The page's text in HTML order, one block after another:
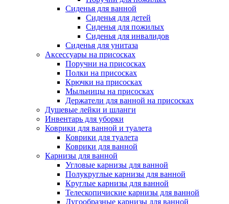
Сиденья для ванной
Сиденья для детей
Сиденья для пожилых
Сиденья для инвалидов
Сиденья для унитаза
Аксессуары на присосках
Поручни на присосках
Полки на присосках
Крючки на присосках
Мыльницы на присосках
Держатели для ванной на присосках
Душевые лейки и шланги
Инвентарь для уборки
Коврики для ванной и туалета
Коврики для туалета
Коврики для ванной
Карнизы для ванной
Угловые карнизы для ванной
Полукруглые карнизы для ванной
Круглые карнизы для ванной
Телескопичиские карнизы для ванной
Дугообразные карнизы для ванной